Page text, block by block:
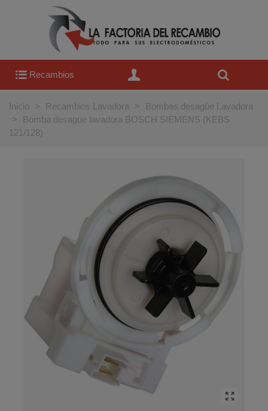
Recambios
Inicio > Recambios Lavadora >
Bombas desagüe Lavadora
>
Bomba desagüe lavadora BOSCH SIEMENS (KEBS
121/128)